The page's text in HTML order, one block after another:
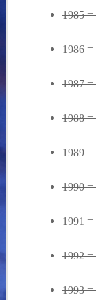
1985 =
1986 =
1987 =
1988 =
1989 =
1990 =
1991 =
1992 =
1993 =